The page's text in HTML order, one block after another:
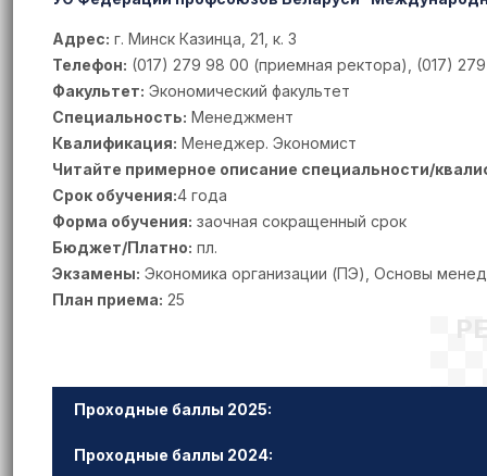
Адрес: г. Минск Казинца, 21, к. 3
Телефон: (017) 279 98 00 (приемная ректора), (017)
Факультет: Экономический факультет
Специальность: Менеджмент
Квалификация: Менеджер. Экономист
Читайте примерное описание специальности/
Срок обучения:4 года
Форма обучения: заочная сокращенный срок
Бюджет/Платно: пл.
Экзамены: Экономика организации (ПЭ), Основы
План приема: 25
Проходные баллы 2025:
Проходные баллы 2024: